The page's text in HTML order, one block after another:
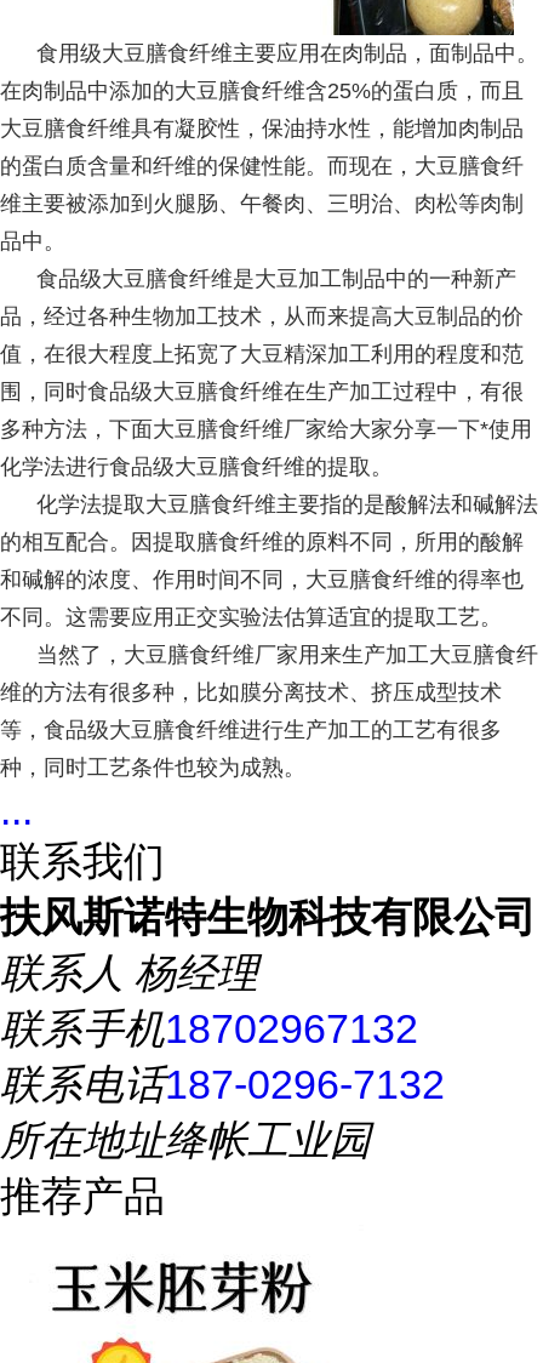
食用级大豆膳食纤维主要应用在肉制品，面制品中。
在肉制品中添加的大豆膳食纤维含25%的蛋白质，而且
大豆膳食纤维具有凝胶性，保油持水性，能增加肉制品
的蛋白质含量和纤维的保健性能。而现在，大豆膳食纤
维主要被添加到火腿肠、午餐肉、三明治、肉松等肉制
品中。
食品级大豆膳食纤维是大豆加工制品中的一种新产
品，经过各种生物加工技术，从而来提高大豆制品的价
值，在很大程度上拓宽了大豆精深加工利用的程度和范
围，同时食品级大豆膳食纤维在生产加工过程中，有很
多种方法，下面大豆膳食纤维厂家给大家分享一下*使用
化学法进行食品级大豆膳食纤维的提取。
化学法提取大豆膳食纤维主要指的是酸解法和碱解法
的相互配合。因提取膳食纤维的原料不同，所用的酸解
和碱解的浓度、作用时间不同，大豆膳食纤维的得率也
不同。这需要应用正交实验法估算适宜的提取工艺。
当然了，大豆膳食纤维厂家用来生产加工大豆膳食纤
维的方法有很多种，比如膜分离技术、挤压成型技术
等，食品级大豆膳食纤维进行生产加工的工艺有很多
种，同时工艺条件也较为成熟。
...
联系我们
扶风斯诺特生物科技有限公司
联系人 杨经理
联系手机18702967132
联系电话187-0296-7132
所在地址绛帐工业园
推荐产品